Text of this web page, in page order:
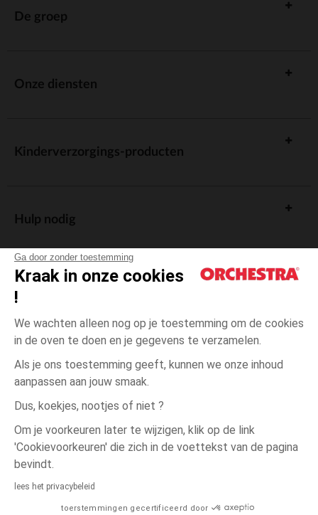
Ga door zonder toestemming
Kraak in onze cookies
!
We wachten alleen nog op je toestemming om de cookies
in de oven te doen en je gegevens te verzamelen.
Als je ons toestemming geeft, kunnen we onze inhoud
aanpassen aan jouw smaak.
Dus, koekjes, nootjes of niet ?
Om je voorkeuren later te wijzigen, klik op de link
'Cookievoorkeuren' die zich in de voettekst van de pagina
bevindt.
lees het privacybeleid
toerstemmingen gecertificeerd door
De groep
Onze diensten
Kinderverzorgings-producten
Hulp nodig
Algemene verkoopsvoorwaarden
Wettelijke bepalingen
*Commerciële aanbiedingen
Persoonsgegevens
Orchestra houdt zich aan de deontologische code van de Franse Federatie